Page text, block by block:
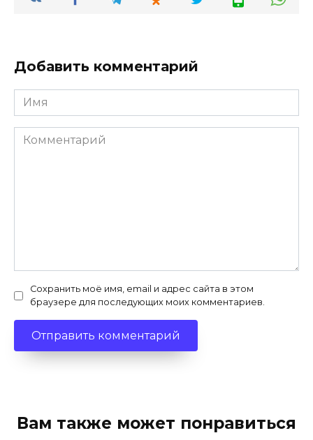
Добавить комментарий
Имя
*
Комментарий
Сохранить моё имя, email и адрес сайта в этом
браузере для последующих моих комментариев.
Вам также может понравиться